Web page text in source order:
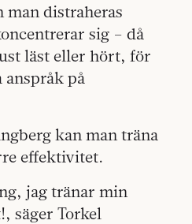
man distraheras
sig – då
läst eller hört, för
på
kan man träna
effektivitet.
jag tränar min
säger Torkel